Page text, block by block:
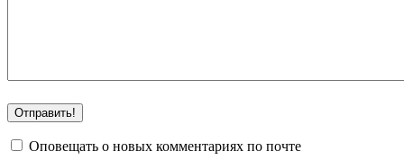
Оповещать о новых комментариях по почте